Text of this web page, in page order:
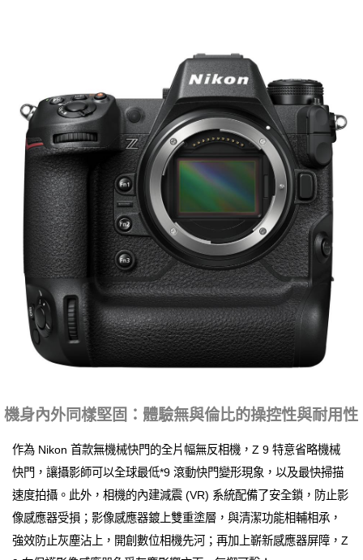
機身內外同樣堅固：體驗無與倫比的操控性與耐用性
作為 Nikon 首款無機械快門的全片幅無反相機，Z 9 特意省略機械
快門，讓攝影師可以全球最低*9 滾動快門變形現象，以及最快掃描
速度拍攝。此外，相機的內建減震 (VR) 系統配備了安全鎖，防止影
像感應器受損；影像感應器鍍上雙重塗層，與清潔功能相輔相承，
強效防止灰塵沾上，開創數位相機先河；再加上嶄新感應器屏障，Z